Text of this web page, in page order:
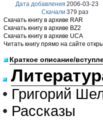
Дата добавления 2006-03-23
Скачали 379 раз
Скачать книгу в архиве RAR
Скачать книгу в архиве BZ2
Скачать книгу в архиве UCA
Читать книгу прямо на сайте
Краткое описание/
• Григорий
• Рассказы